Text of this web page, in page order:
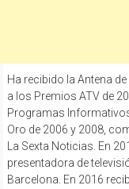
Ha recibido la Antena
a los Premios ATV de
Programas
Oro de 2006 y 2008,
La Sexta Noticias. En
presentadora de
Barcelona. En 2016